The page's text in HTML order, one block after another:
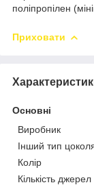
поліпропілен
Приховати
Основні
Виробник
Інший тип
Колір
Кількість джерел